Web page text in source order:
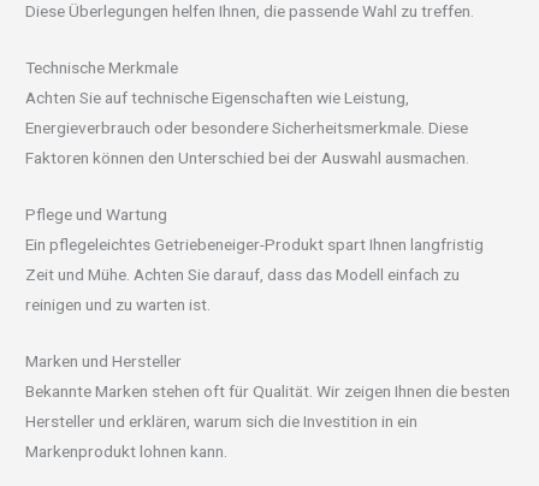
Diese Überlegungen helfen Ihnen, die passende Wahl zu treffen.
Technische Merkmale
Achten Sie auf technische Eigenschaften wie Leistung,
Energieverbrauch oder besondere Sicherheitsmerkmale. Diese
Faktoren können den Unterschied bei der Auswahl ausmachen.
Pflege und Wartung
Ein pflegeleichtes Getriebeneiger-Produkt spart Ihnen langfristig
Zeit und Mühe. Achten Sie darauf, dass das Modell einfach zu
reinigen und zu warten ist.
Marken und Hersteller
Bekannte Marken stehen oft für Qualität. Wir zeigen Ihnen die besten
Hersteller und erklären, warum sich die Investition in ein
Markenprodukt lohnen kann.